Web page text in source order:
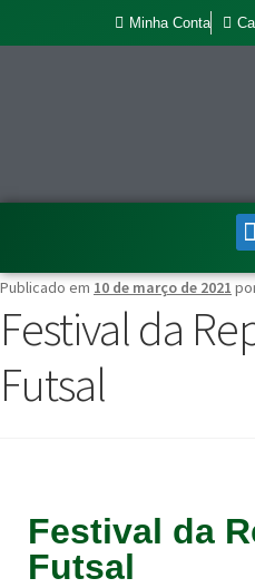
Minha Conta
Publicado em 10 de março de 2021
Festival da
Futsal
Festival da
Futsal